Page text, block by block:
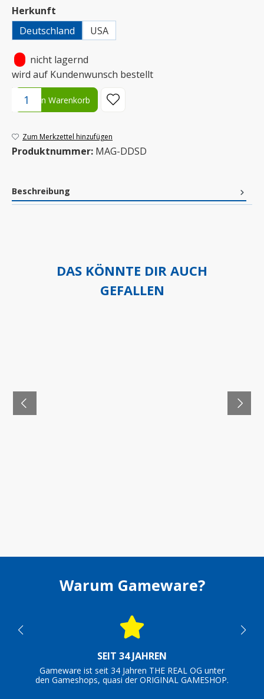
Herkunft
Deutschland
USA
nicht lagernd
wird auf Kundenwunsch bestellt
Produkt Anzahl: Gib den gewünschten Wert ein oder benutze
In den Warenkorb
Zum Merkzettel hinzufügen
Produktnummer: MAG-DDSD
Beschreibung
DAS KÖNNTE DIR AUCH
GEFALLEN
Warum Gameware?
SEIT 34 JAHREN
Gameware ist seit 34 Jahren THE REAL OG unter
den Gameshops, quasi der ORIGINAL GAMESHOP.